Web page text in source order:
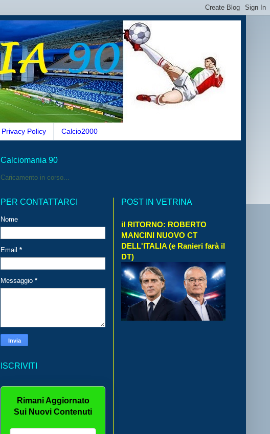
Privacy Policy Calcio2000
Calciomania 90
Caricamento in corso...
PER CONTATTARCI
Nome
Email *
Messaggio *
ISCRIVITI
Rimani Aggiornato
Sui Nuovi Contenuti
POST IN VETRINA
il RITORNO: ROBERTO
MANCINI NUOVO CT
DELL'ITALIA (e Ranieri farà il
DT)